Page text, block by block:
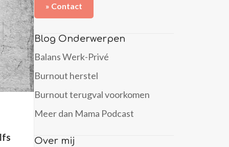
» Contact
Blog Onderwerpen
Balans Werk-Privé
Burnout herstel
Burnout terugval voorkomen
Meer dan Mama Podcast
Over mij